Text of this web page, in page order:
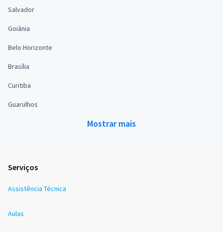
Salvador
Goiânia
Belo Horizonte
Brasília
Curitiba
Guarulhos
Mostrar mais
Serviços
Assistência Técnica
Aulas